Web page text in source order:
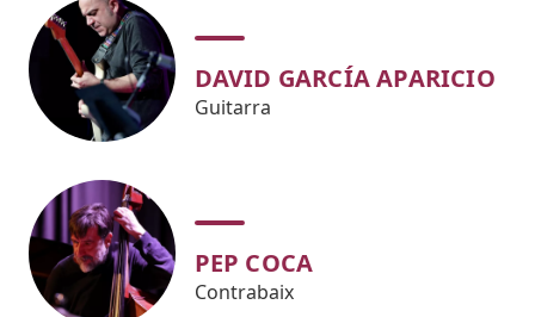
DAVID GARCÍA APARICIO
Guitarra
PEP COCA
Contrabaix